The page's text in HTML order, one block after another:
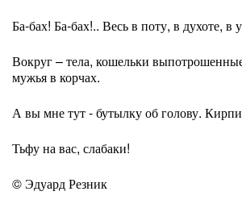
Ба-бах! Ба-бах!.. Весь в поту, в духоте, в
Вокруг – тела, кошельки
мужья в корчах.
А вы мне тут - бутылку об голову.
Тьфу на вас, слабаки!
© Эдуард Резник